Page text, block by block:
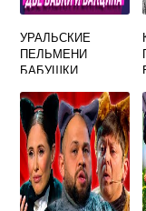
УРАЛЬСКИЕ
ПЕЛЬМЕНИ
БАБУШКИ